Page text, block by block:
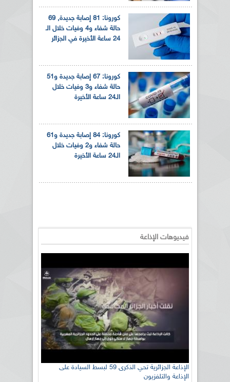
كورونا: 81 إصابة جديدة, 69
حالة شفاء و4 وفيات خلال الـ
24 ساعة الأخيرة في الجزائر
كورونا: 67 إصابة جديدة و51
حالة شفاء و3 وفيات خلال
الـ24 ساعة الأخيرة
كورونا: 84 إصابة جديدة و61
حالة شفاء و2 وفيات خلال
الـ24 ساعة الأخيرة
فيديوهات الإذاعة
الإذاعة الجزائرية تحي الذكرى 59 لبسط السيادة على
الإذاعة والتلفزيون